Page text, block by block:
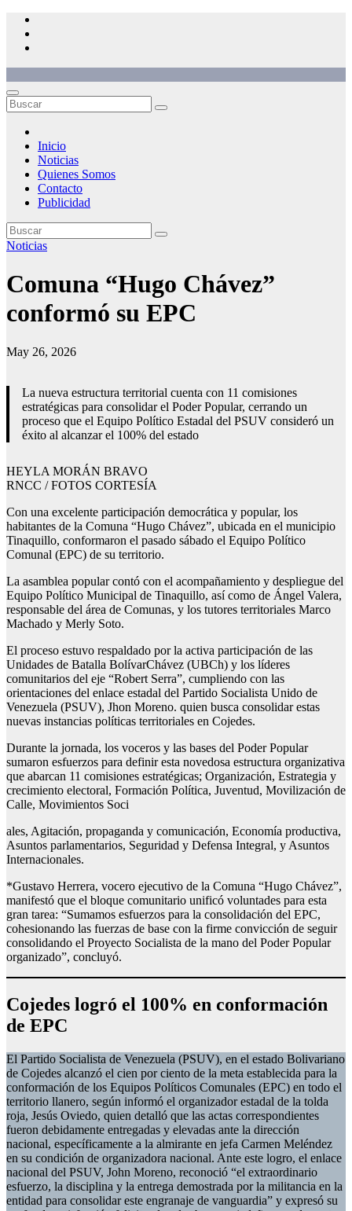
Saltar
contenido
Inicio
Noticias
Quienes Somos
Contacto
Publicidad
Noticias
Comuna “Hugo Chávez”
conformó su EPC
May 26, 2026
La nueva estructura territorial cuenta con 11 comisiones
estratégicas para consolidar el Poder Popular, cerrando un
proceso que el Equipo Político Estadal del PSUV consideró un
éxito al alcanzar el 100% del estado
HEYLA MORÁN BRAVO
RNCC / FOTOS CORTESÍA
Con una excelente participación democrática y popular, los
habitantes de la Comuna “Hugo Chávez”, ubicada en el municipio
Tinaquillo, conformaron el pasado sábado el Equipo Político
Comunal (EPC) de su territorio.
La asamblea popular contó con el acompañamiento y despliegue del
Equipo Político Municipal de Tinaquillo, así como de Ángel Valera,
responsable del área de Comunas, y los tutores territoriales Marco
Machado y Merly Soto.
El proceso estuvo respaldado por la activa participación de las
Unidades de Batalla BolívarChávez (UBCh) y los líderes
comunitarios del eje “Robert Serra”, cumpliendo con las
orientaciones del enlace estadal del Partido Socialista Unido de
Venezuela (PSUV), Jhon Moreno. quien busca consolidar estas
nuevas instancias políticas territoriales en Cojedes.
Durante la jornada, los voceros y las bases del Poder Popular
sumaron esfuerzos para definir esta novedosa estructura organizativa
que abarcan 11 comisiones estratégicas; Organización, Estrategia y
crecimiento electoral, Formación Política, Juventud, Movilización de
Calle, Movimientos Soci
ales, Agitación, propaganda y comunicación, Economía productiva,
Asuntos parlamentarios, Seguridad y Defensa Integral, y Asuntos
Internacionales.
*Gustavo Herrera, vocero ejecutivo de la Comuna “Hugo Chávez”,
manifestó que el bloque comunitario unificó voluntades para esta
gran tarea: “Sumamos esfuerzos para la consolidación del EPC,
cohesionando las fuerzas de base con la firme convicción de seguir
consolidando el Proyecto Socialista de la mano del Poder Popular
organizado”, concluyó.
Cojedes logró el 100% en conformación
de EPC
El Partido Socialista de Venezuela (PSUV), en el estado Bolivariano
de Cojedes alcanzó el cien por ciento de la meta establecida para la
conformación de los Equipos Políticos Comunales (EPC) en todo el
territorio llanero, según informó el organizador estadal de la tolda
roja, Jesús Oviedo, quien detalló que las actas correspondientes
fueron debidamente entregadas y elevadas ante la dirección
nacional, específicamente a la almirante en jefa Carmen Meléndez
en su condición de organizadora nacional. Ante este logro, el enlace
nacional del PSUV, John Moreno, reconoció “el extraordinario
esfuerzo, la disciplina y la entrega demostrada por la militancia en la
entidad para consolidar este engranaje de vanguardia” y expresó su